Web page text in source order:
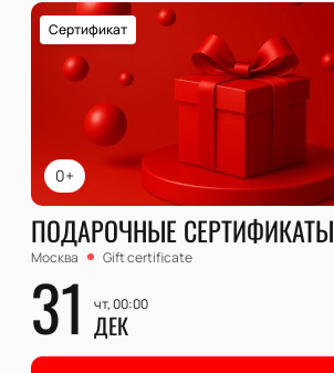
0+
Сертификат
ПОДАРОЧНЫЕ СЕРТИФИКАТЫ
Москва Gift certificate
31 чт, 00:00
ДЕК